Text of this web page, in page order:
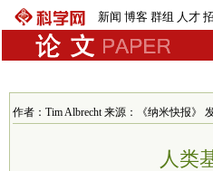
新闻 博客 群组 人才
作者：Tim Albrecht 来源：《纳米快报》
人类